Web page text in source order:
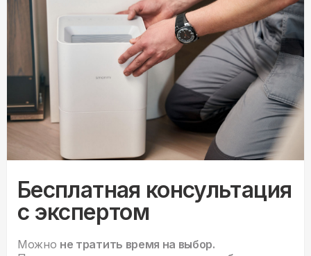
Бесплатная консультация
с экспертом
Можно не тратить время на выбор.